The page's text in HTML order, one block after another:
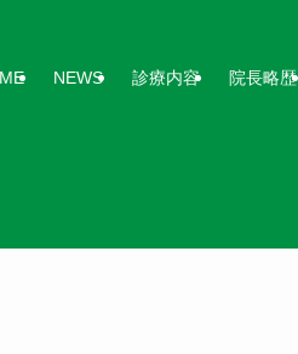
NEWS 診療内容 院長略歴